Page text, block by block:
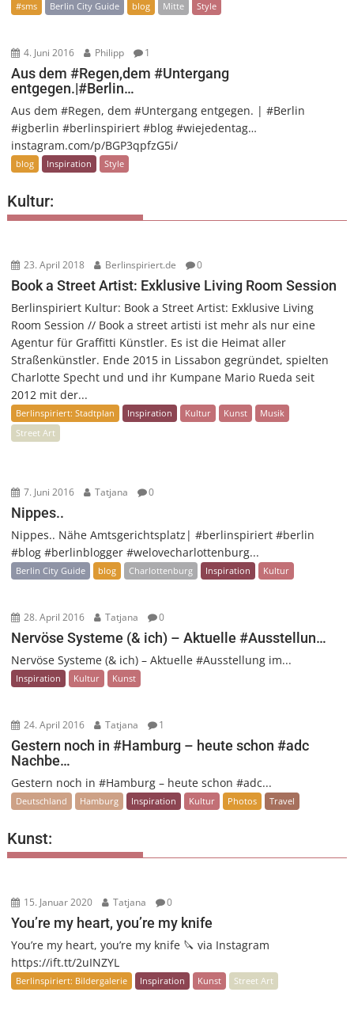
#sms Berlin City Guide blog Mitte Style
4. Juni 2016 Philipp 1
Aus dem #Regen,dem #Untergang
entgegen.|#Berlin…
Aus dem #Regen, dem #Untergang entgegen. | #Berlin
#igberlin #berlinspiriert #blog #wiejedentag…
instagram.com/p/BGP3qpfzG5i/
blog Inspiration Style
Kultur:
23. April 2018 Berlinspiriert.de 0
Book a Street Artist: Exklusive Living Room Session
Berlinspiriert Kultur: Book a Street Artist: Exklusive Living
Room Session // Book a street artisti ist mehr als nur eine
Agentur für Graffitti Künstler. Es ist die Heimat aller
Straßenkünstler. Ende 2015 in Lissabon gegründet, spielten
Charlotte Specht und und ihr Kumpane Mario Rueda seit
2012 mit der...
Berlinspiriert: Stadtplan Inspiration Kultur Kunst
Musik
Street Art
7. Juni 2016 Tatjana 0
Nippes..
Nippes.. Nähe Amtsgerichtsplatz| #berlinspiriert #berlin
#blog #berlinblogger #welovecharlottenburg...
Berlin City Guide blog Charlottenburg Inspiration Kultur
28. April 2016 Tatjana 0
Nervöse Systeme (& ich) – Aktuelle #Ausstellun…
Nervöse Systeme (& ich) – Aktuelle #Ausstellung im...
Inspiration Kultur Kunst
24. April 2016 Tatjana 1
Gestern noch in #Hamburg – heute schon #adc
Nachbe…
Gestern noch in #Hamburg – heute schon #adc...
Deutschland Hamburg Inspiration Kultur Photos Travel
Kunst:
15. Januar 2020 Tatjana 0
You’re my heart, you’re my knife
You’re my heart, you’re my knife 🔪 via Instagram
https://ift.tt/2uINZYL
Berlinspiriert: Bildergalerie Inspiration Kunst Street Art